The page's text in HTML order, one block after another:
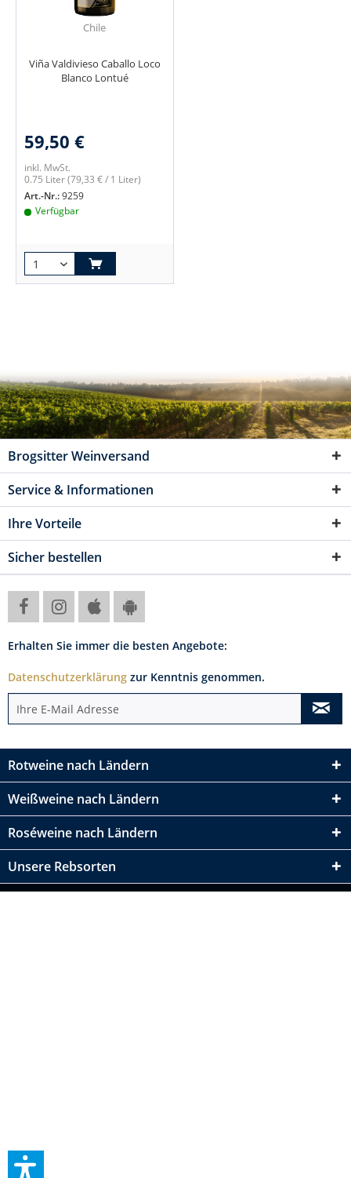
Chile
Viña Valdivieso Caballo Loco
Blanco Lontué
59,50 €
inkl. MwSt.
0.75 Liter(79,33 € / 1 Liter)
Art.-Nr.:9259
Verfügbar
Brogsitter Weinversand
Service & Informationen
Ihre Vorteile
Sicher bestellen
Erhalten Sie immer die besten Angebote:
Datenschutzerklärung zur Kenntnis genommen.
Rotweine nach Ländern
Weißweine nach Ländern
Roséweine nach Ländern
Unsere Rebsorten